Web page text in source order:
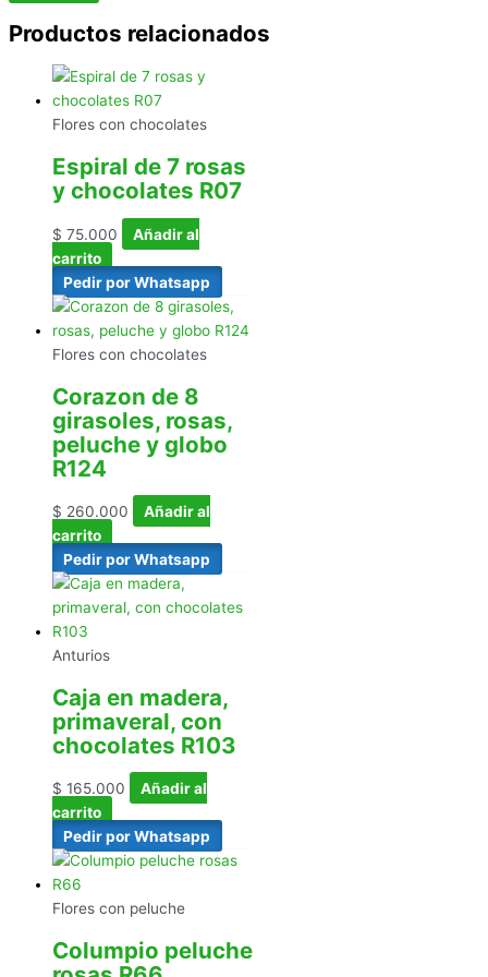
Productos relacionados
Flores con chocolates
Espiral de 7 rosas
y chocolates R07
$ 75.000
Añadir al
carrito
Pedir por Whatsapp
Flores con chocolates
Corazon de 8
girasoles, rosas,
peluche y globo
R124
$ 260.000
Añadir al
carrito
Pedir por Whatsapp
Anturios
Caja en madera,
primaveral, con
chocolates R103
$ 165.000
Añadir al
carrito
Pedir por Whatsapp
Flores con peluche
Columpio peluche